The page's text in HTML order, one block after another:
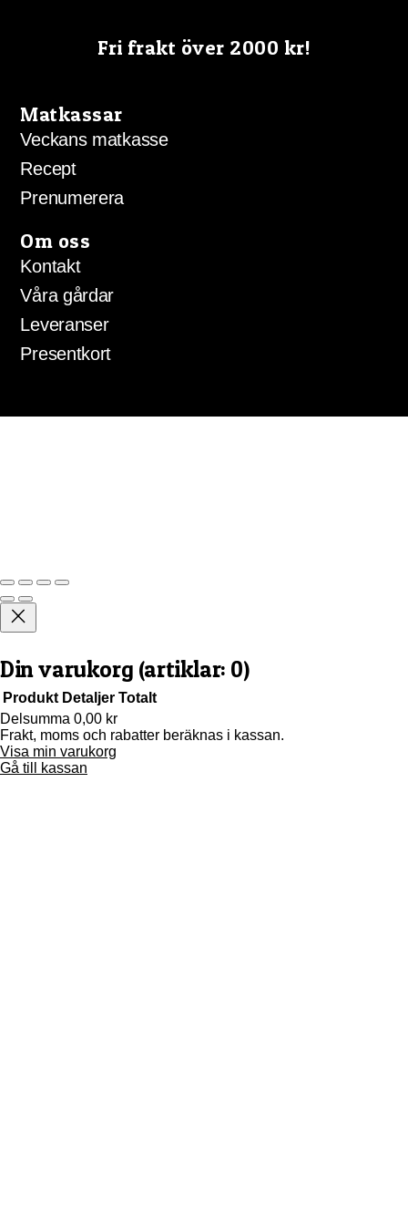
väljas
Fri frakt över 2000 kr!
Matkassar
Veckans matkasse
Recept
Prenumerera
Om oss
Kontakt
Våra gårdar
Leveranser
Presentkort
Din varukorg (artiklar: 0)
Produkter
i
Produkt Detaljer Totalt
Delsumma 0,00 kr
Frakt, moms och rabatter beräknas i kassan.
Visa min varukorg
Gå till kassan